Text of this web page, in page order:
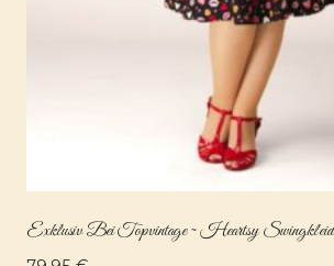
Exklusiv Bei Topvintage ~ Heartsy